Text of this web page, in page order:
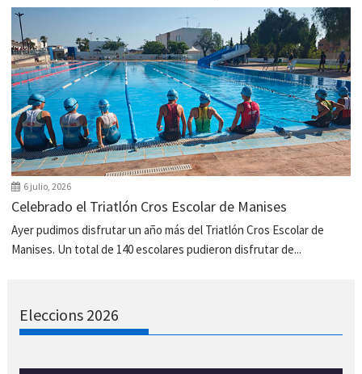
6 julio, 2026
Celebrado el Triatlón Cros Escolar de Manises
Ayer pudimos disfrutar un año más del Triatlón Cros Escolar de
Manises. Un total de 140 escolares pudieron disfrutar de...
Eleccions 2026